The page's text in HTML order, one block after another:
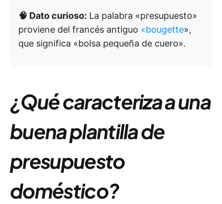
🧠 Dato curioso: La palabra «presupuesto»
proviene del francés antiguo «bougette»,
que significa «bolsa pequeña de cuero».
¿Qué caracteriza a una
buena plantilla de
presupuesto
doméstico?